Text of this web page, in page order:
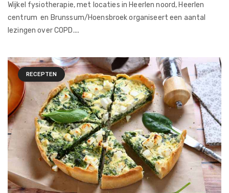
Wijkel fysiotherapie, met locaties in Heerlen noord, Heerlen
centrum en Brunssum/Hoensbroek organiseert een aantal
lezingen over COPD....
RECEPTEN